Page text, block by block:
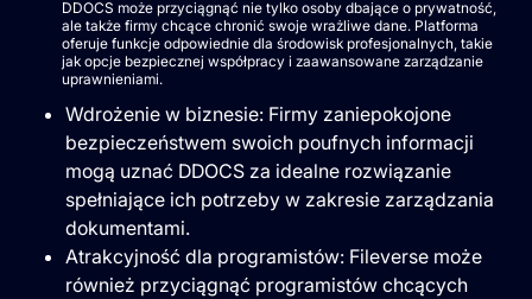
DDOCS może przyciągnąć nie tylko osoby dbające o prywatność,
ale także firmy chcące chronić swoje wrażliwe dane. Platforma
oferuje funkcje odpowiednie dla środowisk profesjonalnych, takie
jak opcje bezpiecznej współpracy i zaawansowane zarządzanie
uprawnieniami.
Wdrożenie w biznesie: Firmy zaniepokojone
bezpieczeństwem swoich poufnych informacji
mogą uznać DDOCS za idealne rozwiązanie
spełniające ich potrzeby w zakresie zarządzania
dokumentami.
Atrakcyjność dla programistów: Fileverse może
również przyciągnąć programistów chcących